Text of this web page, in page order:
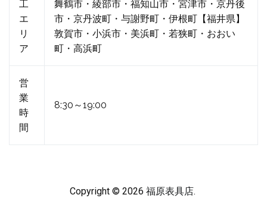
工
エ
リ
ア
舞鶴市・綾部市・福知山市・宮津市・京丹後
市・京丹波町・与謝野町・伊根町【福井県】
敦賀市・小浜市・美浜町・若狭町・おおい
町・高浜町
営
業
時
間
8:30～19:00
Copyright © 2026 福原表具店.